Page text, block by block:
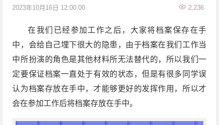
2023年10月16日 12:00:00 2,236
在我们已经参加工作之后，大家将档案保存在手
中，会给自己埋下很大的隐患，由于档案在我们工作当
中所扮演的角色是其他材料所无法替代的，所以我们一
定要保证档案一直处于有效的状态，但是有很多同学误
认为档案存放在手中，才能够更好的发挥作用，所以才
会在参加工作后将档案存放在手中。